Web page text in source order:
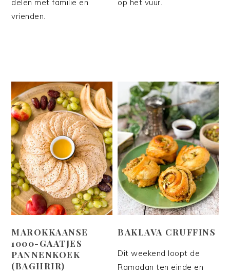
delen met familie en
vrienden.
op het vuur.
MAROKKAANSE
1000-GAATJES
PANNENKOEK
(BAGHRIR)
BAKLAVA CRUFFINS
Dit weekend loopt de
Ramadan ten einde en